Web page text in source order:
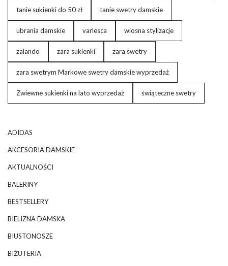
tanie sukienki do 50 zł tanie swetry damskie
ubrania damskie varlesca wiosna stylizacje
zalando zara sukienki zara swetry
zara swetrym Markowe swetry damskie wyprzedaż
Zwiewne sukienki na lato wyprzedaż świąteczne swetry
ADIDAS
AKCESORIA DAMSKIE
AKTUALNOŚCI
BALERINY
BESTSELLERY
BIELIZNA DAMSKA
BIUSTONOSZE
BIŻUTERIA